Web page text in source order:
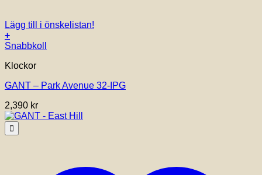
Lägg till i önskelistan!
+
Snabbkoll
Klockor
GANT – Park Avenue 32-IPG
2,390 kr